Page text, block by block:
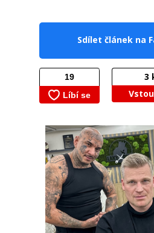
Sdílet článek na
3